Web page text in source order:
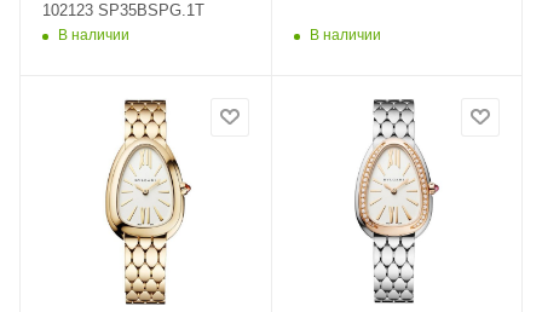
102123 SP35BSPG.1T
В наличии В наличии